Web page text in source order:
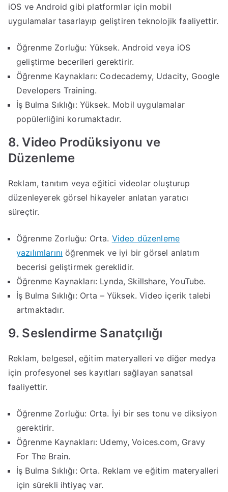
iOS ve Android gibi platformlar için mobil
uygulamalar tasarlayıp geliştiren teknolojik faaliyettir.
Öğrenme Zorluğu: Yüksek. Android veya iOS
geliştirme becerileri gerektirir.
Öğrenme Kaynakları: Codecademy, Udacity, Google
Developers Training.
İş Bulma Sıklığı: Yüksek. Mobil uygulamalar
popülerliğini korumaktadır.
8. Video Prodüksiyonu ve
Düzenleme
Reklam, tanıtım veya eğitici videolar oluşturup
düzenleyerek görsel hikayeler anlatan yaratıcı
süreçtir.
Öğrenme Zorluğu: Orta. Video düzenleme
yazılımlarını öğrenmek ve iyi bir görsel anlatım
becerisi geliştirmek gereklidir.
Öğrenme Kaynakları: Lynda, Skillshare, YouTube.
İş Bulma Sıklığı: Orta – Yüksek. Video içerik talebi
artmaktadır.
9. Seslendirme Sanatçılığı
Reklam, belgesel, eğitim materyalleri ve diğer medya
için profesyonel ses kayıtları sağlayan sanatsal
faaliyettir.
Öğrenme Zorluğu: Orta. İyi bir ses tonu ve diksiyon
gerektirir.
Öğrenme Kaynakları: Udemy, Voices.com, Gravy
For The Brain.
İş Bulma Sıklığı: Orta. Reklam ve eğitim materyalleri
için sürekli ihtiyaç var.